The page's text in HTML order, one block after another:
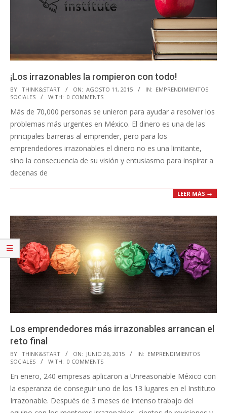
¡Los irrazonables la rompieron con todo!
2015-
08-
11
BY: THINK&START ON: AGOSTO 11, 2015 IN: EMPRENDIMIENTOS
SOCIALES
WITH: 0 COMMENTS
Más de 70,000 personas se unieron para ayudar a resolver los
problemas más urgentes en México. El dinero es una de las
principales barreras al emprender, pero para los
emprendedores irrazonables el dinero no es una limitante,
sino la consecuencia de su visión y entusiasmo para inspirar a
decenas de
LEER MÁS →
Los emprendedores más irrazonables arrancan el
reto final
2015-
06-
26
BY: THINK&START ON: JUNIO 26, 2015 IN: EMPRENDIMIENTOS
SOCIALES
WITH: 0 COMMENTS
En enero, 240 empresas aplicaron a Unreasonable México con
la esperanza de conseguir uno de los 13 lugares en el Instituto
Irrazonable. Después de 3 meses de intenso trabajo del